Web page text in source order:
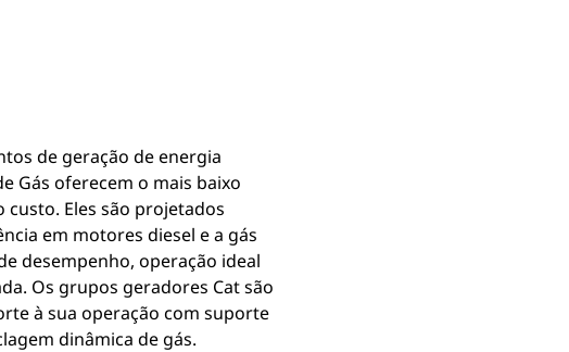
de geração de energia
Gás oferecem o mais baixo
Eles são projetados
em motores diesel e a gás
desempenho, operação ideal
Os grupos geradores Cat são
à sua operação com suporte
dinâmica de gás.